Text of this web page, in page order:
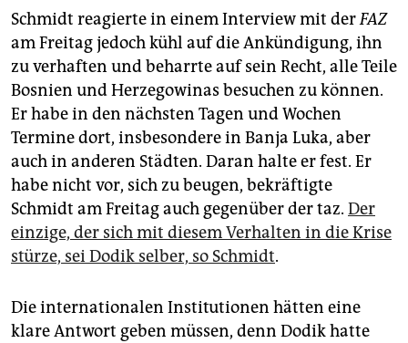
Schmidt reagierte in einem Interview mit derFAZ
am Freitag jedoch kühl auf die Ankündigung, ihn
zu verhaften und beharrte auf sein Recht, alle Teile
Bosnien und Herzegowinas besuchen zu können.
Er habe in den nächsten Tagen und Wochen
Termine dort, insbesondere in Banja Luka, aber
auch in anderen Städten. Daran halte er fest. Er
habe nicht vor, sich zu beugen, bekräftigte
Schmidt am Freitag auch gegenüber der taz. Der
einzige, der sich mit diesem Verhalten in die Krise
stürze, sei Dodik selber, so Schmidt.
Die internationalen Institutionen hätten eine
klare Antwort geben müssen, denn Dodik hatte